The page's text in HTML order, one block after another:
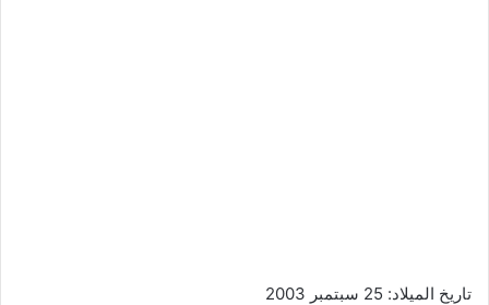
تاريخ الميلاد: 25 سبتمبر 2003